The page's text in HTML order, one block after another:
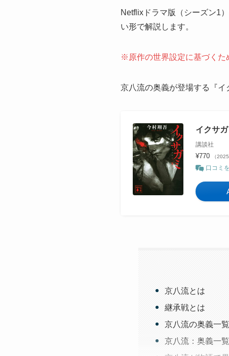
Netflixドラマ版（シーズン1
い形で解説します。
※原作の世界設定に基づくた
京八流の奥義が登場する『イ
イクサ
講談社
¥770 （
口コミ
京八流とは
継承戦とは
京八流の奥義一
京八流：奥義一